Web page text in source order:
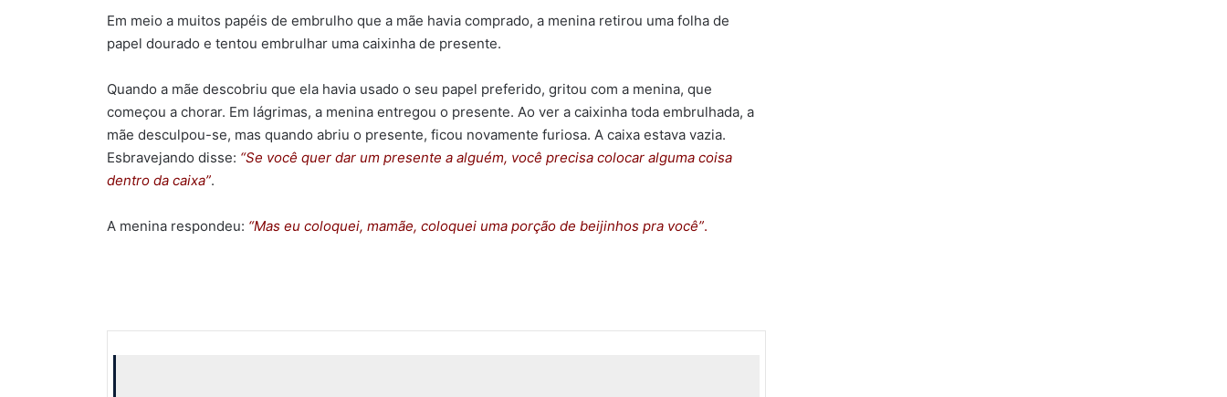
Em meio a muitos papéis de embrulho que a mãe havia comprado, a menina retirou uma folha de
papel dourado e tentou embrulhar uma caixinha de presente.
Quando a mãe descobriu que ela havia usado o seu papel preferido, gritou com a menina, que
começou a chorar. Em lágrimas, a menina entregou o presente. Ao ver a caixinha toda embrulhada, a
mãe desculpou-se, mas quando abriu o presente, ficou novamente furiosa. A caixa estava vazia.
Esbravejando disse: “Se você quer dar um presente a alguém, você precisa colocar alguma coisa
dentro da caixa”.
A menina respondeu: “Mas eu coloquei, mamãe, coloquei uma porção de beijinhos pra você”.